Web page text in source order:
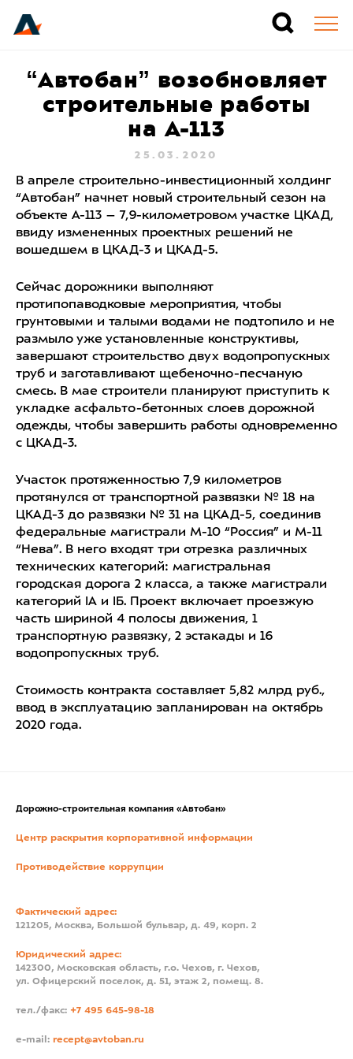
“Автобан” возобновляет
строительные работы
на А-113
25.03.2020
В апреле строительно-инвестиционный холдинг
“Автобан” начнет новый строительный сезон на
объекте А-113 – 7,9-километровом участке ЦКАД,
ввиду измененных проектных решений не
вошедшем в ЦКАД-3 и ЦКАД-5.
Сейчас дорожники выполняют
протипопаводковые мероприятия, чтобы
грунтовыми и талыми водами не подтопило и не
размыло уже установленные конструктивы,
завершают строительство двух водопропускных
труб и заготавливают щебеночно-песчаную
смесь. В мае строители планируют приступить к
укладке асфальто-бетонных слоев дорожной
одежды, чтобы завершить работы одновременно
с ЦКАД-3.
Участок протяженностью 7,9 километров
протянулся от транспортной развязки № 18 на
ЦКАД-3 до развязки № 31 на ЦКАД-5, соединив
федеральные магистрали М-10 “Россия” и М-11
“Нева”. В него входят три отрезка различных
технических категорий: магистральная
городская дорога 2 класса, а также магистрали
категорий IА и IБ. Проект включает проезжую
часть шириной 4 полосы движения, 1
транспортную развязку, 2 эстакады и 16
водопропускных труб.
Стоимость контракта составляет 5,82 млрд руб.,
ввод в эксплуатацию запланирован на октябрь
2020 года.
Дорожно-строительная компания «Автобан»
Центр раскрытия корпоративной информации
Противодействие коррупции
Фактический адрес:
121205, Москва, Большой бульвар, д. 49, корп. 2
Юридический адрес:
142300, Московская область, г.о. Чехов, г. Чехов,
ул. Офицерский поселок, д. 51, этаж 2, помещ. 8.
тел./факс: +7 495 645-98-18
e-mail: recept@avtoban.ru